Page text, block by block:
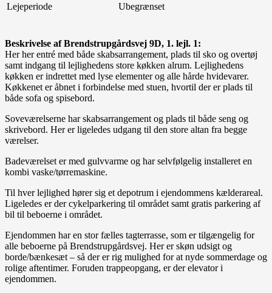
Lejeperiode
Ubegrænset
Beskrivelse af Brendstrupgårdsvej 9D, 1. lejl. 1:
Her her entré med både skabsarrangement, plads til sko og overtøj
samt indgang til lejlighedens store køkken alrum. Lejlighedens
køkken er indrettet med lyse elementer og alle hårde hvidevarer.
Køkkenet er åbnet i forbindelse med stuen, hvortil der er plads til
både sofa og spisebord.
Soveværelserne har skabsarrangement og plads til både seng og
skrivebord. Her er ligeledes udgang til den store altan fra begge
værelser.
Badeværelset er med gulvvarme og har selvfølgelig installeret en
kombi vaske/tørremaskine.
Til hver lejlighed hører sig et depotrum i ejendommens kælderareal.
Ligeledes er der cykelparkering til området samt gratis parkering af
bil til beboerne i området.
Ejendommen har en stor fælles tagterrasse, som er tilgængelig for
alle beboerne på Brendstrupgårdsvej. Her er skøn udsigt og
borde/bænkesæt – så der er rig mulighed for at nyde sommerdage og
rolige aftentimer. Foruden trappeopgang, er der elevator i
ejendommen.